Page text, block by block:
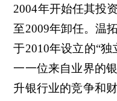
2004年开始任其投
至2009年卸任。温
于2010年设立的“
一一位来自业界的
升银行业的竞争和